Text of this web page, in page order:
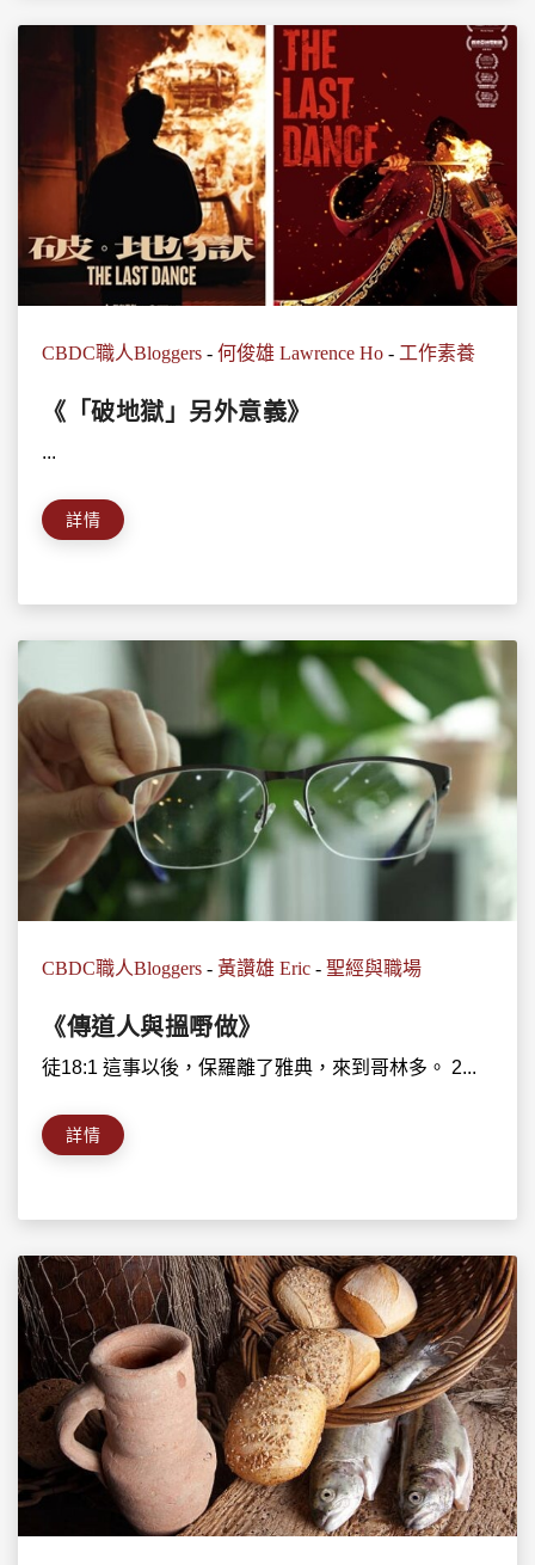
CBDC職人Bloggers - 何俊雄 Lawrence Ho - 工作素養
《「破地獄」另外意義》
...
詳情
CBDC職人Bloggers - 黃讚雄 Eric - 聖經與職場
《傳道人與搵嘢做》
徒18:1 這事以後，保羅離了雅典，來到哥林多。 2...
詳情